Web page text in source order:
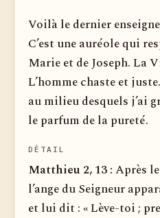
Voilà le dernier
C’est une auréole qui
Marie et de Joseph. La
L’homme chaste et
au milieu desquels j’ai
le parfum de la pureté.
DÉTAIL
Matthieu 2, 13 :Après
l’ange du Seigneur
et lui dit : « Lève-toi ;